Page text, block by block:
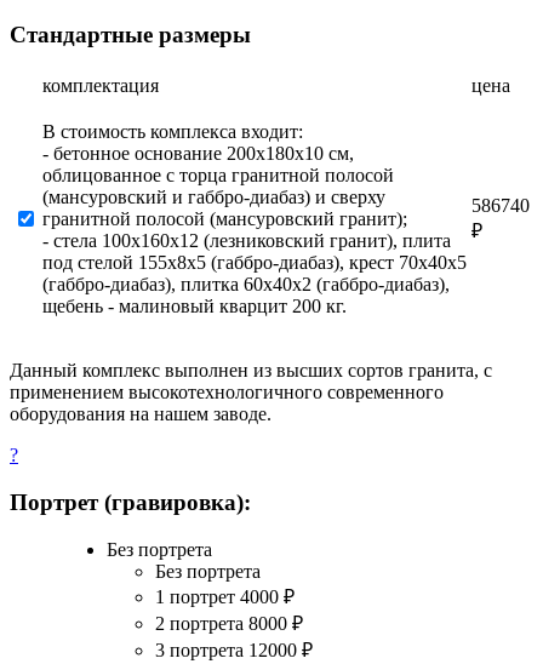
Стандартные размеры
комплектация цена
В стоимость комплекса входит:
- бетонное основание 200х180х10 см,
облицованное с торца гранитной полосой
(мансуровский и габбро-диабаз) и сверху
гранитной полосой (мансуровский гранит);
- стела 100х160х12 (лезниковский гранит), плита
под стелой 155х8х5 (габбро-диабаз), крест 70х40х5
(габбро-диабаз), плитка 60х40х2 (габбро-диабаз),
щебень - малиновый кварцит 200 кг.
586740
₽
Данный комплекс выполнен из высших сортов гранита, с
применением высокотехнологичного современного
оборудования на нашем заводе.
?
Портрет (гравировка):
Без портрета
Без портрета
1 портрет 4000 ₽
2 портрета 8000 ₽
3 портрета 12000 ₽